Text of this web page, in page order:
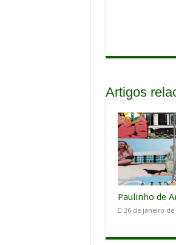
Artigos
Paulinho de
26 de janeiro de